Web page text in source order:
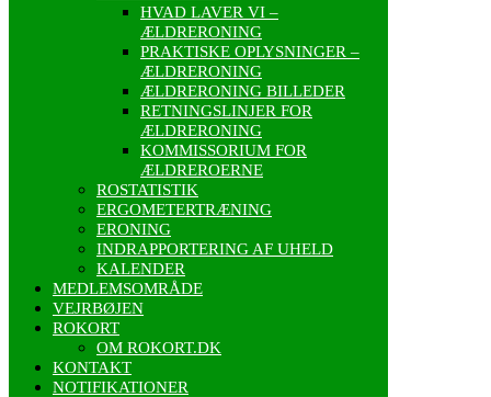
HVAD LAVER VI –
ÆLDRERONING
PRAKTISKE OPLYSNINGER –
ÆLDRERONING
ÆLDRERONING BILLEDER
RETNINGSLINJER FOR
ÆLDRERONING
KOMMISSORIUM FOR
ÆLDREROERNE
ROSTATISTIK
ERGOMETERTRÆNING
ERONING
INDRAPPORTERING AF UHELD
KALENDER
MEDLEMSOMRÅDE
VEJRBØJEN
ROKORT
OM ROKORT.DK
KONTAKT
NOTIFIKATIONER